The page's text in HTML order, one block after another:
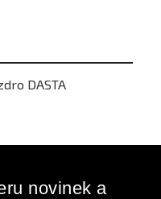
DASTA
novinek a